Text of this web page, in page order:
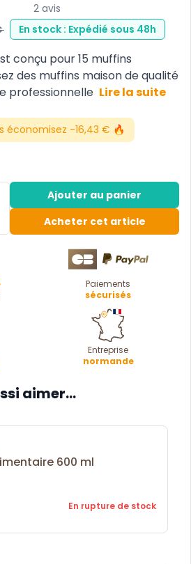
2 avis
En stock : Expédié sous 48h
conçu pour 15 muffins
des muffins maison de qualité
professionnelle Lire la suite
économisez -16,43 € 🔥
Ajouter au panier
Acheter cet article
Paiements
sécurisés
Entreprise
normande
aimer...
600 ml
En rupture de stock